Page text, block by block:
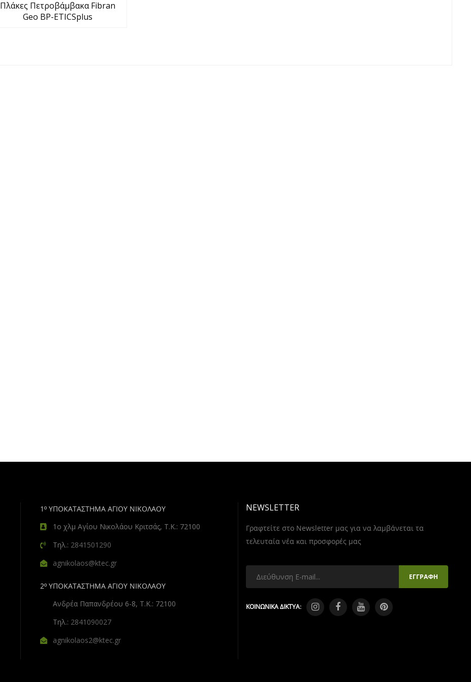
Πλάκες Πετροβάμβακα Fibran
Geo BP-ETICSplus
1º ΥΠΟΚΑΤΑΣΤΗΜΑ ΑΓΙΟΥ ΝΙΚΟΛΑΟΥ
1ο χλμ Αγίου Νικολάου Κριτσάς, Τ.Κ.: 72100
Τηλ.: 2841501290
agnikolaos@ktec.gr
2º ΥΠΟΚΑΤΑΣΤΗΜΑ ΑΓΙΟΥ ΝΙΚΟΛΑΟΥ
Ανδρέα Παπανδρέου 6-8, Τ.Κ.: 72100
Τηλ.: 2841090027
agnikolaos2@ktec.gr
NEWSLETTER
Γραφτείτε στο Newsletter μας για να λαμβάνεται τα
τελευταία νέα και προσφορές μας
ΚΟΙΝΩΝΙΚΑ ΔΙΚΤΥΑ: